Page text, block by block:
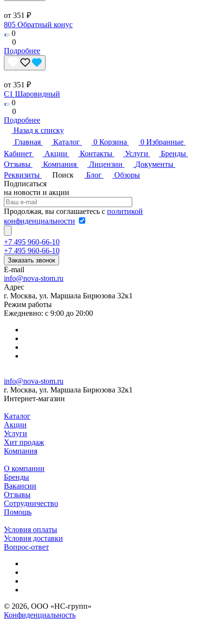
от 351 ₽
805 Обратный конус
0
0
Подробнее
от 351 ₽
C1 Шаровидный
0
0
Подробнее
Назад к списку
Главная
Каталог 0 Корзина 0 Избранные
Кабинет
Акции Контакты Услуги
Бренды
Отзывы
Компания Лицензии
Документы
Реквизиты
Поиск Блог
Обзоры
Подписаться
на новости и акции
Продолжая, вы соглашаетесь с политикой
конфиденциальности
+7 495 960-66-10
+7 495 960-66-10
Заказать звонок
E-mail
info@nova-stom.ru
Адрес
г. Москва, ул. Маршала Бирюзова 32к1
Режим работы
Ежедневно: с 9:00 до 20:00
info@nova-stom.ru
г. Москва, ул. Маршала Бирюзова 32к1
Интернет-магазин
Каталог
Акции
Услуги
Хит продаж
Компания
О компании
Бренды
Вакансии
Отзывы
Сотрудничество
Помощь
Условия оплаты
Условия доставки
Вопрос-ответ
© 2026, ООО «НС-групп»
Конфиденциальность